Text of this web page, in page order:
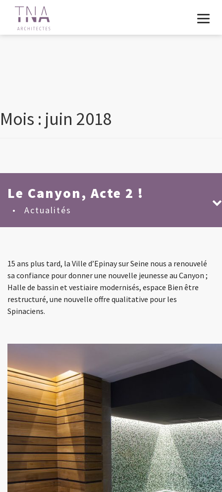
ARCHIVE
Mois : juin 2018
Le Canyon, Acte 2 !
• Actualités
15 ans plus tard, la Ville d’Epinay sur Seine nous a renouvelé
sa confiance pour donner une nouvelle jeunesse au Canyon ;
Halle de bassin et vestiaire modernisés, espace Bien être
restructuré, une nouvelle offre qualitative pour les
Spinaciens.